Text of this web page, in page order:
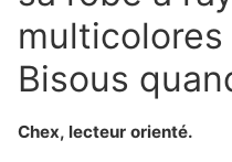
Bisous
Chex, lecteur orienté.